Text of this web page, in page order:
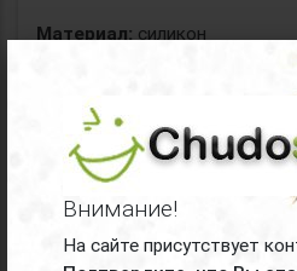
Внимание!
На сайте присутствует
Материал: силикон
Производитель:
Lola Games